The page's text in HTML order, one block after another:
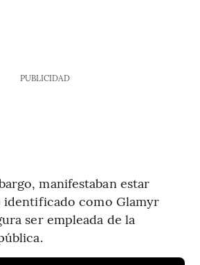
PUBLICIDAD
manifestaban estar
identificado como Glamyr
ser empleada de la